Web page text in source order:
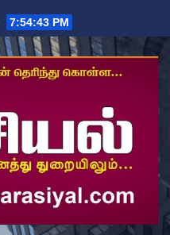
7:54:44 PM